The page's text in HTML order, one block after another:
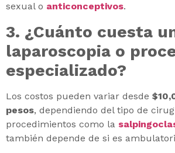
sexual o anticonceptivos.
3. ¿Cuánto cuesta
laparoscopia o
especializado?
Los costos pueden variar desde
pesos, dependiendo del tipo de
procedimientos como la
también depende de si es